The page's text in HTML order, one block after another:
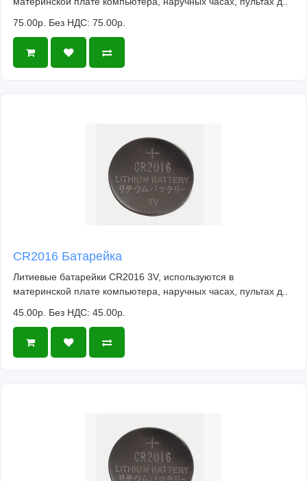
75.00р. Без НДС: 75.00р.
CR2016 Батарейка
Литиевые батарейки CR2016 3V, используются в
материнской плате компьютера, наручных часах, пультах д..
45.00р. Без НДС: 45.00р.